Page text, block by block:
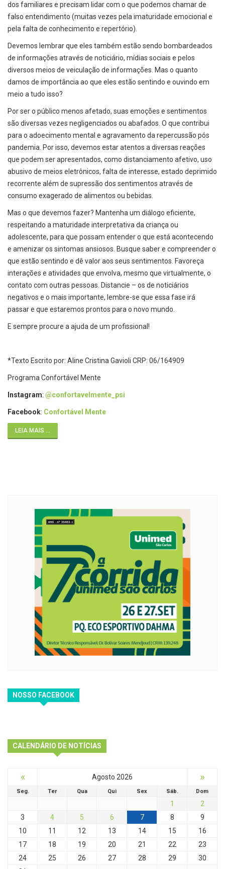
dos familiares e precisam lidar com o que podemos chamar de
falso entendimento (muitas vezes pela imaturidade emocional e
pela falta de conhecimento e repertório).
Devemos lembrar que eles também estão sendo bombardeados
de informações através de noticiário, mídias sociais e pelos
diversos meios de veiculação de informações. Mas o quanto
damos de importância ao que eles estão sentindo e ouvindo em
meio a tudo isso?
Por ser o público menos afetado, suas emoções e sentimentos
são diversas vezes negligenciados ou abafados. O que contribui
para o adoecimento mental e agravamento da repercussão pós
pandemia. Por isso, devemos estar atentos a diversas reações
que podem ser apresentados, como distanciamento afetivo, uso
abusivo de meios eletrônicos, falta de interesse, estado deprimido
recorrente além de supressão dos sentimentos através de
consumo exagerado de alimentos ou bebidas.
Mas o que devemos fazer? Mantenha um diálogo eficiente,
respeitando a maturidade interpretativa da criança ou
adolescente, para que possam entender o que está acontecendo
e amenizar os sintomas ansiosos. Busque saber e compreender o
que estão sentindo e dê valor aos seus sentimentos. Favoreça
interações e atividades que envolva, mesmo que virtualmente, o
contato com outras pessoas. Distancie – os de noticiários
negativos e o mais importante, lembre-se que essa fase irá
passar e que estaremos prontos para o novo mundo.
E sempre procure a ajuda de um profissional!
*Texto Escrito por: Aline Cristina Gavioli CRP: 06/164909
Programa Confortável Mente
Instagram: @confortavelmente_psi
Facebook: Confortável Mente
LEIA MAIS ...
NOSSO FACEBOOK
CALENDÁRIO DE NOTÍCIAS
« Agosto 2026 »
Seg. Ter Qua Qui Sex Sáb. Dom
1
2
3
4 5 6 7 8
9
10
11 12 13 14 15
16
17
18 19 20 21 22
23
24
25 26 27 28 29
30